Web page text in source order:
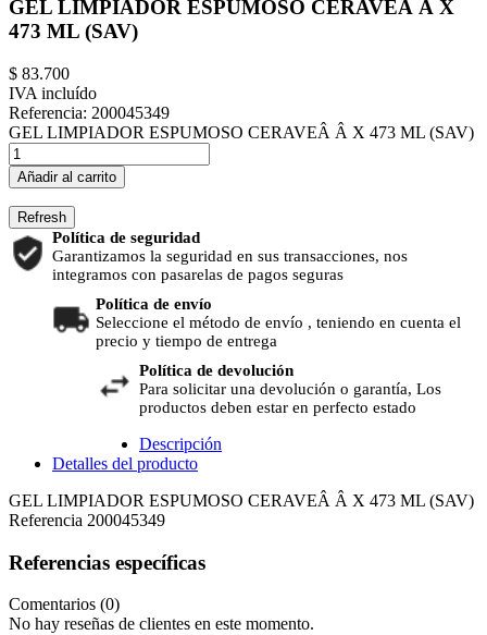
GEL LIMPIADOR ESPUMOSO CERAVEÂ Â X
473 ML (SAV)
$ 83.700
IVA incluído
Referencia: 200045349
GEL LIMPIADOR ESPUMOSO CERAVEÂ Â X 473 ML (SAV)
Añadir al carrito
Política de seguridad
Garantizamos la seguridad en sus transacciones, nos
integramos con pasarelas de pagos seguras
Política de envío
Seleccione el método de envío , teniendo en cuenta el
precio y tiempo de entrega
Política de devolución
Para solicitar una devolución o garantía, Los
productos deben estar en perfecto estado
Descripción
Detalles del producto
GEL LIMPIADOR ESPUMOSO CERAVEÂ Â X 473 ML (SAV)
Referencia 200045349
Referencias específicas
Comentarios (0)
No hay reseñas de clientes en este momento.